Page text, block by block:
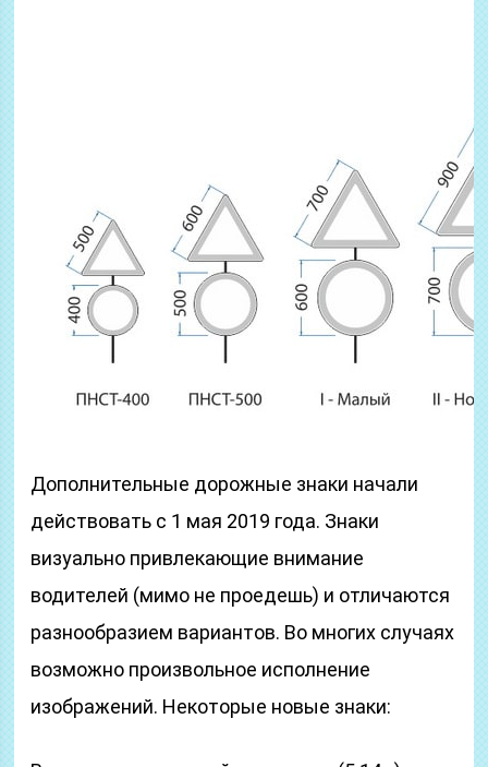
Дополнительные дорожные знаки начали
действовать с 1 мая 2019 года. Знаки
визуально привлекающие внимание
водителей (мимо не проедешь) и отличаются
разнообразием вариантов. Во многих случаях
возможно произвольное исполнение
изображений. Некоторые новые знаки: